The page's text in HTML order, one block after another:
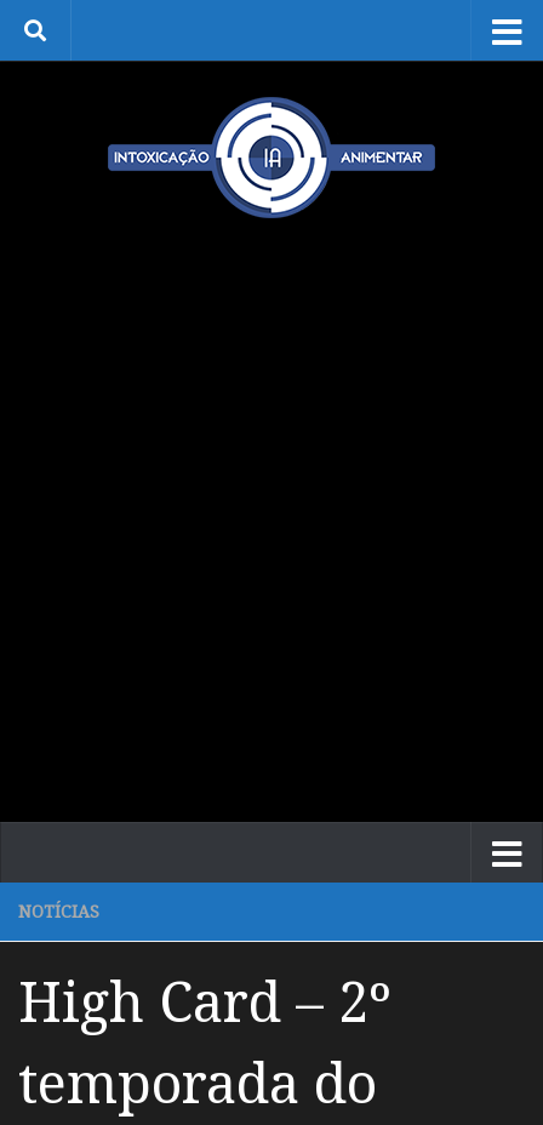
Skip to content
NOTÍCIAS
High Card – 2º
temporada do